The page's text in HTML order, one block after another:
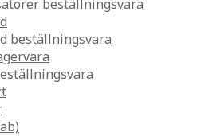
beställningsvara
beställningsvara